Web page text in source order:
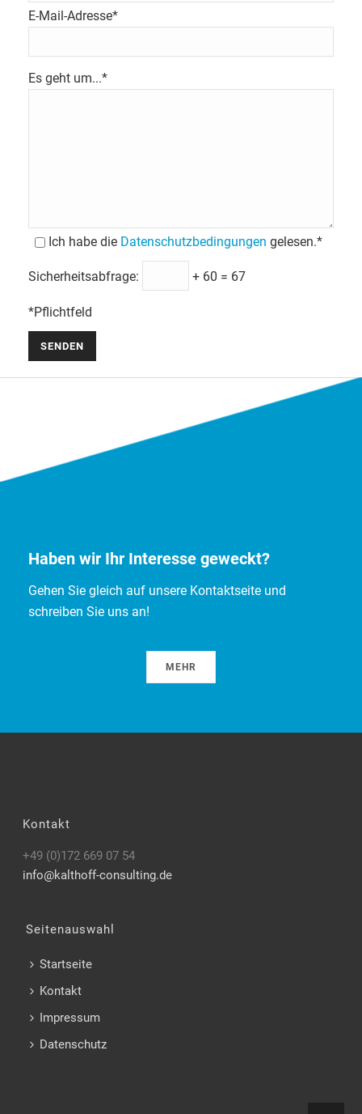
E-Mail-Adresse*
Es geht um...*
Ich habe die Datenschutzbedingungen gelesen.*
Sicherheitsabfrage: + 60 = 67
*Pflichtfeld
Haben wir Ihr Interesse geweckt?
Gehen Sie gleich auf unsere Kontaktseite und
schreiben Sie uns an!
MEHR
Kontakt
+49 (0)172 669 07 54
info@kalthoff-consulting.de
Seitenauswahl
Startseite
Kontakt
Impressum
Datenschutz